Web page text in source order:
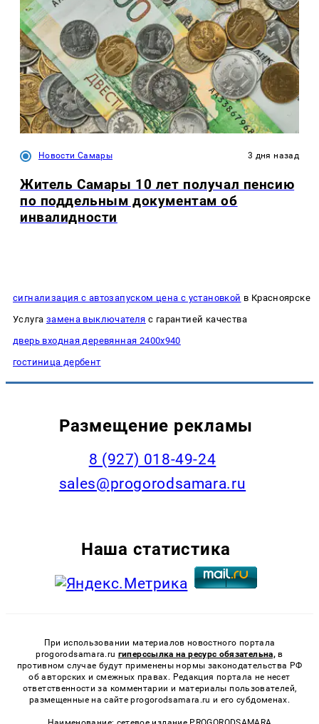
Новости Самары 3 дня назад
Житель Самары 10 лет получал пенсию
по поддельным документам об
инвалидности
сигнализация с автозапуском цена с установкой в Красноярске
Услуга замена выключателя с гарантией качества
дверь входная деревянная 2400х940
гостиница дербент
Размещение рекламы
8 (927) 018-49-24
sales@progorodsamara.ru
Наша статистика
При использовании материалов новостного портала
progorodsamara.ru гиперссылка на ресурс обязательна, в
противном случае будут применены нормы законодательства РФ
об авторских и смежных правах. Редакция портала не несет
ответственности за комментарии и материалы пользователей,
размещенные на сайте progorodsamara.ru и его субдоменах.